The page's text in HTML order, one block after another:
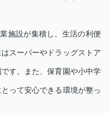
施設が集積し、生活の利便
スーパーやドラッグストア
す。また、保育園や小中学
って安心できる環境が整っ